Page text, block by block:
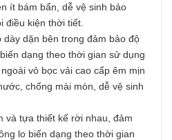
ít bám bẩn, dễ vệ sinh bảo
điều kiện thời tiết.
dặn bên trong đảm bảo độ
dạng theo thời gian sử dụng
vỏ bọc vải cao cấp êm mịn
chống mài mòn, dễ vệ sinh
và tựa thiết kế rời nhau, đảm
lo biến dạng theo thời gian